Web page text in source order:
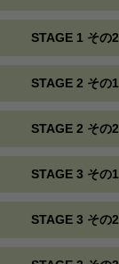
STAGE 1 その2
STAGE 2 その1
STAGE 2 その2
STAGE 3 その1
STAGE 3 その2